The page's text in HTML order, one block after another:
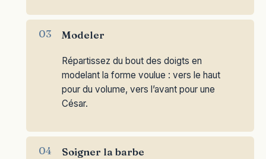
Modeler
Répartissez du bout des doigts en
modelant la forme voulue : vers le haut
pour du volume, vers l’avant pour une
César.
Soigner la barbe